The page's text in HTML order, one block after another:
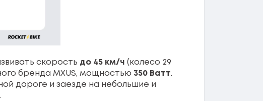
скорость до 45 км/ч (колесо 29
бренда MXUS, мощностью 350 Ватт.
дороге и заезде на небольшие и